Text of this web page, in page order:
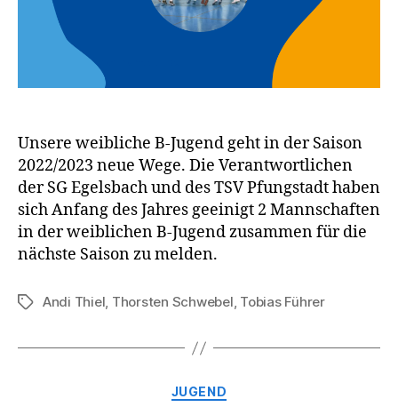
Unsere weibliche B-Jugend geht in der Saison
2022/2023 neue Wege. Die Verantwortlichen
der SG Egelsbach und des TSV Pfungstadt haben
sich Anfang des Jahres geeinigt 2 Mannschaften
in der weiblichen B-Jugend zusammen für die
nächste Saison zu melden.
Schlagwörter
Andi Thiel, Thorsten Schwebel, Tobias Führer
Kategorien
JUGEND